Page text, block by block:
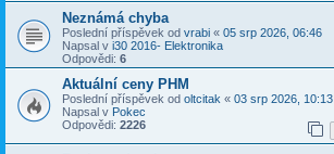
Neznámá chyba
Poslední příspěvek od vrabi « 05 srp 2026, 06:46
Napsal v i30 2016- Elektronika
Odpovědi: 6
Aktuální ceny PHM
Poslední příspěvek od oltcitak « 03 srp 2026, 10:13
Napsal v Pokec
Odpovědi: 2226